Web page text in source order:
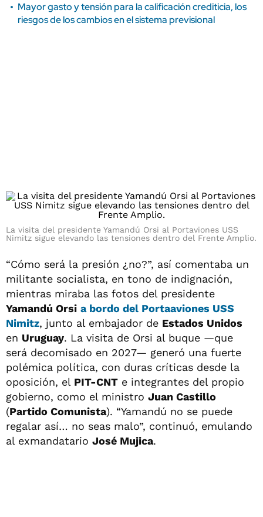
Mayor gasto y tensión para la calificación crediticia, los
riesgos de los cambios en el sistema previsional
La visita del presidente Yamandú Orsi al Portaviones USS
Nimitz sigue elevando las tensiones dentro del Frente Amplio.
“Cómo será la presión ¿no?”, así comentaba un
militante socialista, en tono de indignación,
mientras miraba las fotos del presidente
Yamandú Orsi a bordo del Portaaviones USS
Nimitz, junto al embajador de Estados Unidos
en Uruguay. La visita de Orsi al buque —que
será decomisado en 2027— generó una fuerte
polémica política, con duras críticas desde la
oposición, el PIT-CNT e integrantes del propio
gobierno, como el ministro Juan Castillo
(Partido Comunista). “Yamandú no se puede
regalar así… no seas malo”, continuó, emulando
al exmandatario José Mujica.